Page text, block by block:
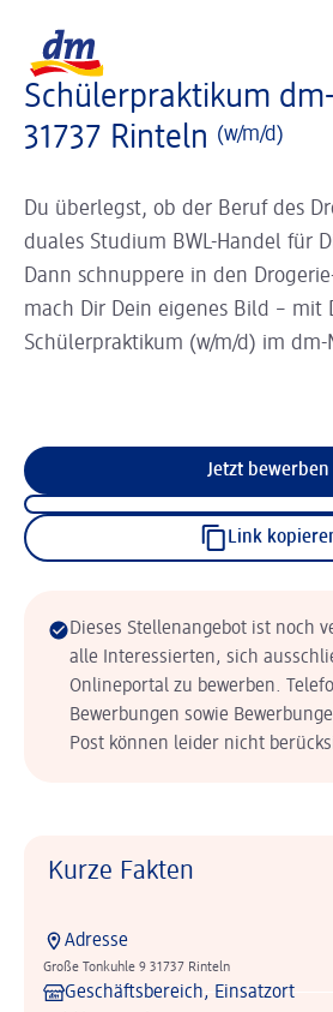
Schülerpraktikum
31737 Rinteln (w/m/d)
Du überlegst, ob der Beruf des
duales Studium BWL-Handel für
Dann schnuppere in den
mach Dir Dein eigenes Bild – mit
Schülerpraktikum (w/m/d) im dm-
Jetzt bewerben
Link
Dieses Stellenangebot ist noch
alle Interessierten, sich
Onlineportal zu bewerben.
Bewerbungen sowie
Post können leider nicht
Kurze Fakten
Adresse
Große Tonkuhle 9 31737 Rinteln
Geschäftsbereich, Einsatzort